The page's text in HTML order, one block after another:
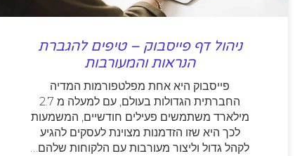
ניהול דף פייסבוק – טיפים להגברת
הנראות והמעורבות
פייסבוק היא אחת מפלטפורמות המדיה
החברתית הגדולות בעולם, עם למעלה מ 2.7
מילארד משתמשים פעילים חודשיים, המשמעות
לכך היא שזו הזדמנות מצוינת לעסקים להגיע
לקהל גדול וליצור מעורבות עם הלקוחות שלהם…